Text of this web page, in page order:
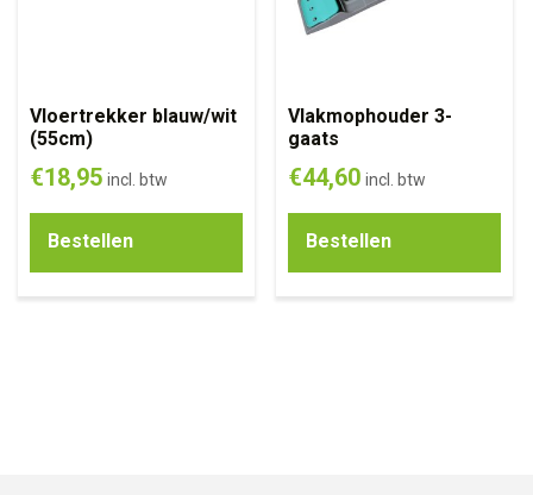
Vloertrekker blauw/wit
(55cm)
€18,95 incl. btw
Bestellen
Vlakmophouder 3-
gaats
€44,60 incl. btw
Bestellen